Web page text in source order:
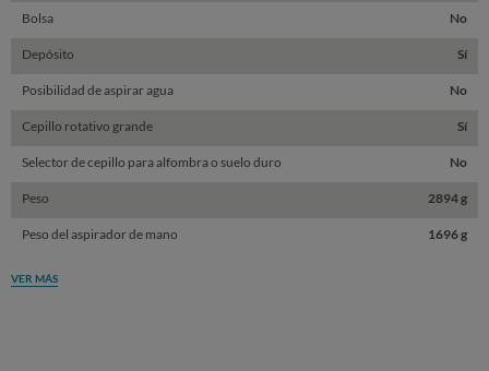
Bolsa No
Depósito Sí
Posibilidad de aspirar agua No
Cepillo rotativo grande Sí
Selector de cepillo para alfombra o suelo duro No
Peso 2894 g
Peso del aspirador de mano 1696 g
VER MÁS